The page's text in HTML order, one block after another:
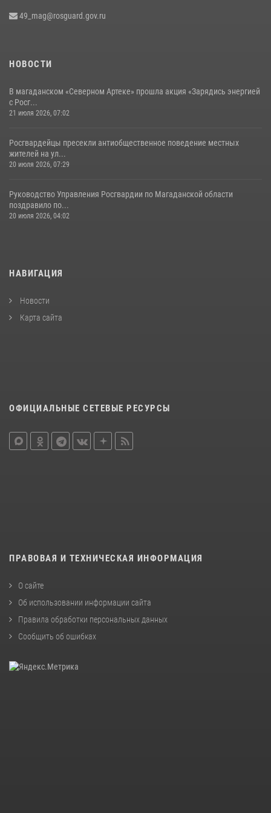
49_mag@rosguard.gov.ru
НОВОСТИ
В магаданском «Северном Артеке» прошла акция «Зарядись энергией
с Росг...
21 июля 2026, 07:02
Росгвардейцы пресекли антиобщественное поведение местных
жителей на ул...
20 июля 2026, 07:29
Руководство Управления Росгвардии по Магаданской области
поздравило по...
20 июля 2026, 04:02
НАВИГАЦИЯ
Новости
Карта сайта
ОФИЦИАЛЬНЫЕ СЕТЕВЫЕ РЕСУРСЫ
ПРАВОВАЯ И ТЕХНИЧЕСКАЯ ИНФОРМАЦИЯ
О сайте
Об использовании информации сайта
Правила обработки персональных данных
Сообщить об ошибках